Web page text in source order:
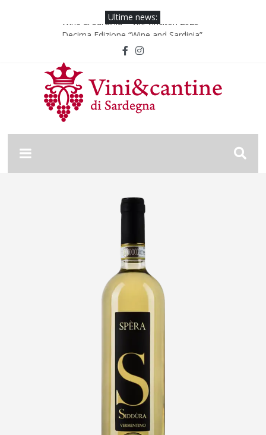
Ultime news:
Wine & Sardinia – Vini Vincitori 2025
Decima Edizione “Wine and Sardinia”
Wine & Sardinia – Vini Vincitori 2024
Nona Edizione “Wine and Sardinia”